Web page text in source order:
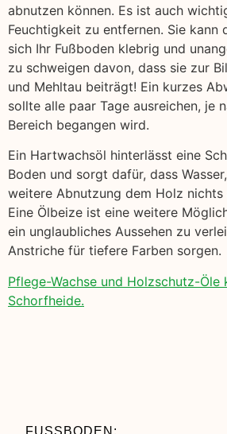
abnutzen können. Es ist auch
Feuchtigkeit zu entfernen. Sie kann
sich Ihr Fußboden klebrig und
zu schweigen davon, dass sie zur
und Mehltau beiträgt! Ein kurzes
sollte alle paar Tage ausreichen, je
Bereich begangen wird.
Ein Hartwachsöl hinterlässt eine
Boden und sorgt dafür, dass
weitere Abnutzung dem Holz nichts
Eine Ölbeize ist eine weitere
ein unglaubliches Aussehen zu
Anstriche für tiefere Farben sorgen.
Pflege-Wachse und Holzschutz-Öle
Schorfheide.
FUSSBODEN: